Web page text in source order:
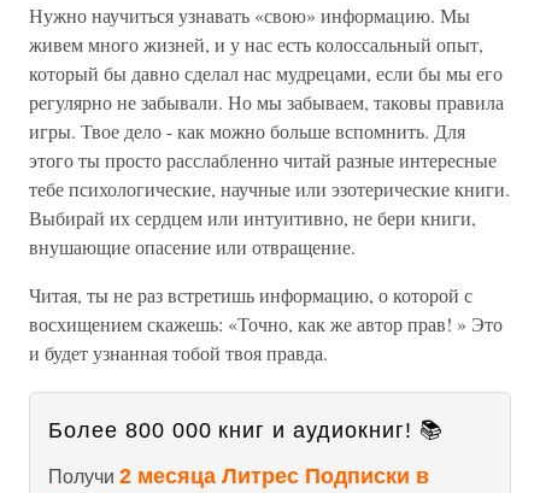
Нужно научиться узнавать «свою» информацию. Мы
живем много жизней, и у нас есть колоссальный опыт,
который бы давно сделал нас мудрецами, если бы мы его
регулярно не забывали. Но мы забываем, таковы правила
игры. Твое дело - как можно больше вспомнить. Для
этого ты просто расслабленно читай разные интересные
тебе психологические, научные или эзотерические книги.
Выбирай их сердцем или интуитивно, не бери книги,
внушающие опасение или отвращение.
Читая, ты не раз встретишь информацию, о которой с
восхищением скажешь: «Точно, как же автор прав! » Это
и будет узнанная тобой твоя правда.
Более 800 000 книг и аудиокниг! 📚
Получи 2 месяца Литрес Подписки в